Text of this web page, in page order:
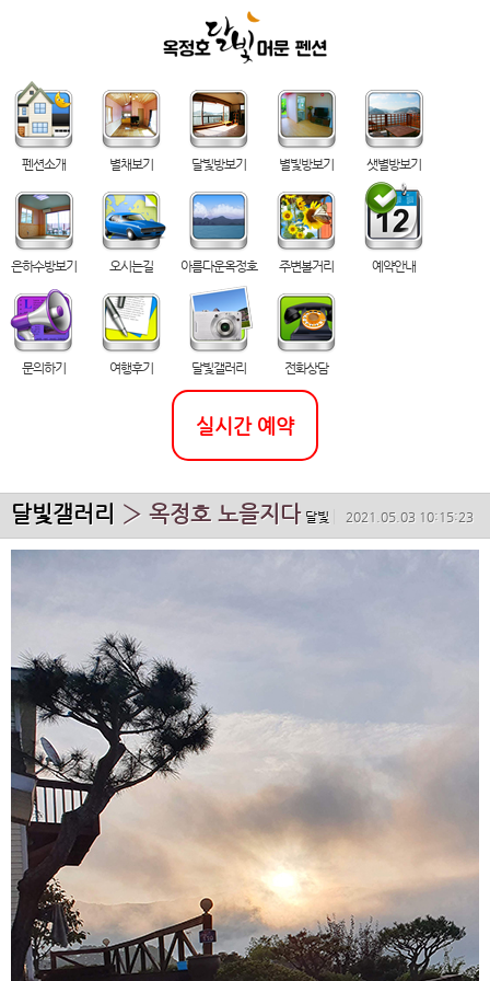
펜션소개 별채보기 달빛방보기 별빛방보기 샛별방보기
은하수방보기 오시는길 아름다운옥정호 주변볼거리 예약안내
문의하기 여행후기 달빛갤러리 전화상담
실시간 예약
달빛갤러리 › 옥정호 노을지다 달빛 2021.05.03 10:15:23